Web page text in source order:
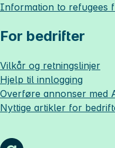
Information to refugees
For bedrifter
Vilkår og retningslinjer
Hjelp til innlogging
Overføre annonser med
Nyttige artikler for